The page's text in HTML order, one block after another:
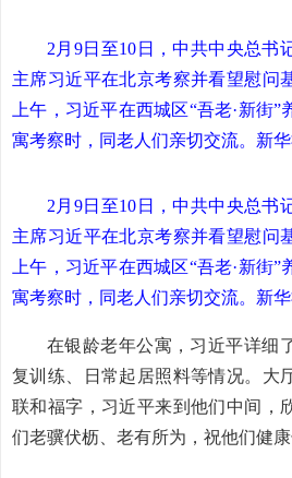
2月9日至10日，中共中央总书
主席习近平在北京考察并看望慰问
上午，习近平在西城区“吾老·新街
寓考察时，同老人们亲切交流。新
2月9日至10日，中共中央总书
主席习近平在北京考察并看望慰问
上午，习近平在西城区“吾老·新街
寓考察时，同老人们亲切交流。新
在银龄老年公寓，习近平详细
复训练、日常起居照料等情况。大
联和福字，习近平来到他们中间，
们老骥伏枥、老有所为，祝他们健康